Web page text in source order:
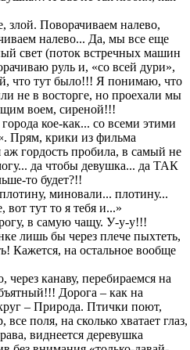
злой. Поворачиваем налево,
налево... Да, мы все еще
свет (поток встречных машин
руль и, «со всей дури»,
что тут было!!! Я понимаю, что
не в восторге, но проехали мы
им воем, сиреной!!!
кое-как... со всеми этими
Прям, крики из фильма
гордость пробила, в самый не
да чтобы девушка... да ТАК
то будет?!!
миновали... плотину...
тут то я тебя и...»
в самую чащу. У-у-у!!!
лишь бы через плече пыхтеть,
Кажется, на остальное вообще
через канаву, перебираемся на
Дорога – как на
– Природа. Птички поют,
поля, на сколько хватает глаз,
виднеется деревушка